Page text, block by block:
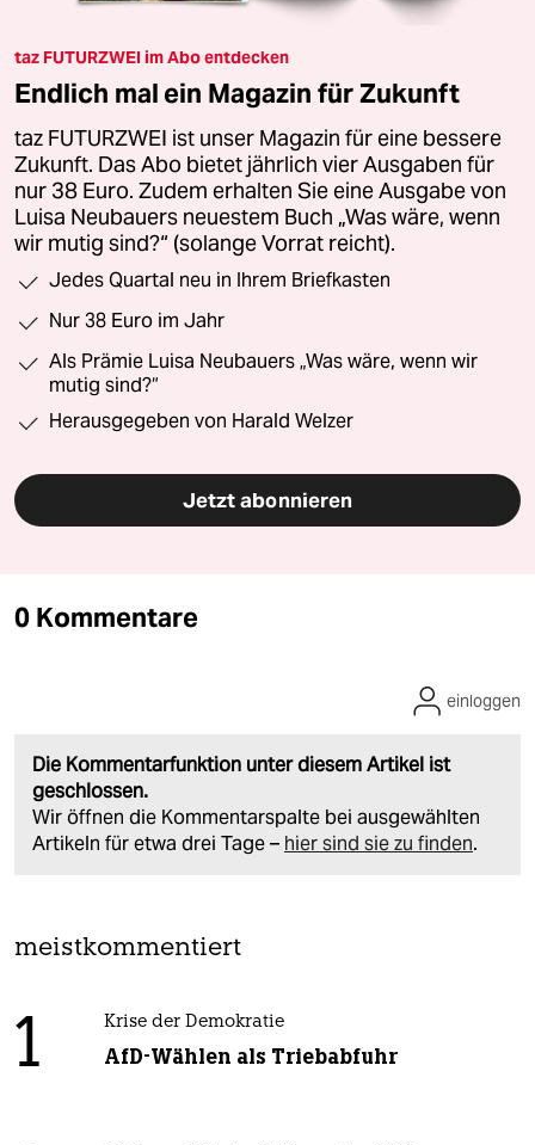
taz FUTURZWEI im Abo entdecken
Endlich mal ein Magazin für Zukunft
taz FUTURZWEI ist unser Magazin für eine bessere
Zukunft. Das Abo bietet jährlich vier Ausgaben für
nur 38 Euro. Zudem erhalten Sie eine Ausgabe von
Luisa Neubauers neuestem Buch „Was wäre, wenn
wir mutig sind?“ (solange Vorrat reicht).
Jedes Quartal neu in Ihrem Briefkasten
Nur 38 Euro im Jahr
Als Prämie Luisa Neubauers „Was wäre, wenn wir
mutig sind?“
Herausgegeben von Harald Welzer
Jetzt abonnieren
0 Kommentare
Die Kommentarfunktion unter diesem Artikel ist
geschlossen.
Wir öffnen die Kommentarspalte bei ausgewählten
Artikeln für etwa drei Tage – hier sind sie zu finden.
einloggen
meistkommentiert
1 Krise der Demokratie
AfD-Wählen als Triebabfuhr